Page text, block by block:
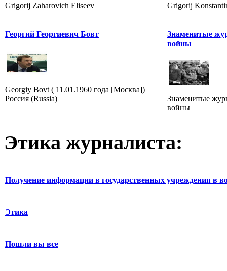
Grigorij Zaharovich Eliseev Grigorij
Георгий Георгиевич Бовт
Georgiy Bovt ( 11.01.1960 года [Москва])
Россия (Russia)
Знаменитые
войны
Знаменитые
войны
Этика журналиста:
Получение информации в государственных учреждения в
Этика
Пошли вы все